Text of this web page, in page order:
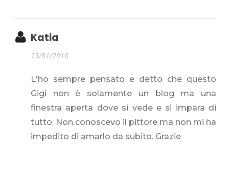
Katia
15/01/2010
L'ho sempre pensato e detto che questo
Gigi non è solamente un blog ma una
finestra aperta dove si vede e si impara di
tutto. Non conoscevo il pittore ma non mi ha
impedito di amarlo da subito. Grazie